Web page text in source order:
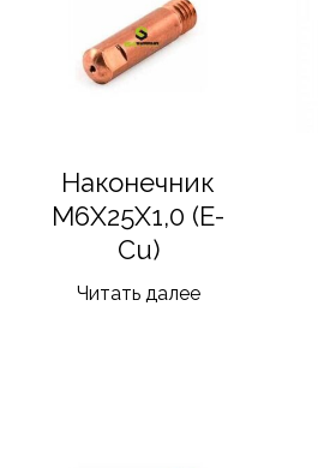
Наконечник
M6X25X1,0 (E-
Cu)
Читать далее